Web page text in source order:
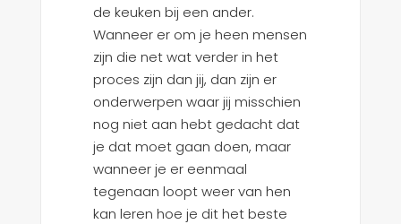
de keuken bij een ander.
Wanneer er om je heen mensen
zijn die net wat verder in het
proces zijn dan jij, dan zijn er
onderwerpen waar jij misschien
nog niet aan hebt gedacht dat
je dat moet gaan doen, maar
wanneer je er eenmaal
tegenaan loopt weer van hen
kan leren hoe je dit het beste